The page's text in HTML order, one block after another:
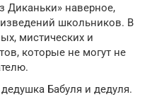
Диканьки» наверное,
школьников. В
мистических и
которые не могут не
Бабуля и дедуля.